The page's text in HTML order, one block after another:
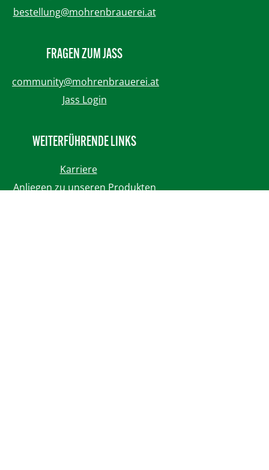
bestellung@mohrenbrauerei.at
FRAGEN ZUM JASS
community@mohrenbrauerei.at
Jass Login
WEITERFÜHRENDE LINKS
Karriere
Anliegen zu unseren Produkten